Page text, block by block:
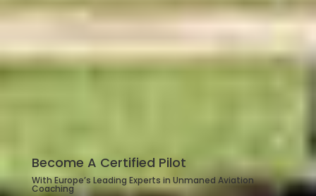
Become A Certified Pilot
With Europe’s Leading Experts in Unmaned Aviation
Coaching